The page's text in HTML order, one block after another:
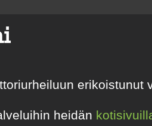
erikoistunut
heidän